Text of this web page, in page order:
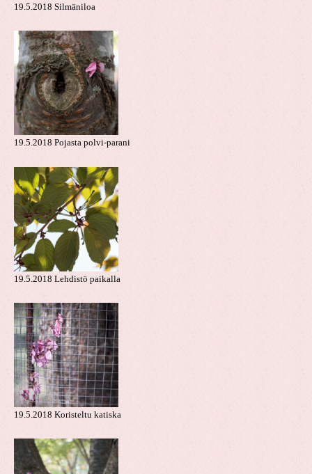
19.5.2018 Silmäniloa
19.5.2018 Pojasta polvi-parani
19.5.2018 Lehdistö paikalla
19.5.2018 Koristeltu katiska